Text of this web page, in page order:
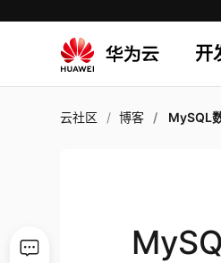
开
云社区 博客 MySQL